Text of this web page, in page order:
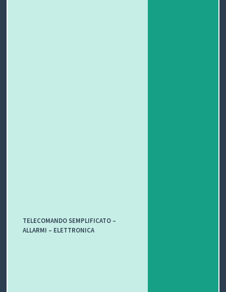
TELECOMANDO SEMPLIFICATO –
ALLARMI – ELETTRONICA